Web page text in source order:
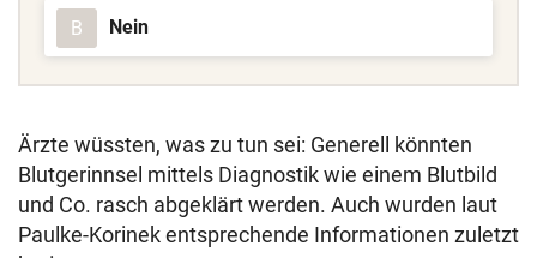
B Nein
Ärzte wüssten, was zu tun sei: Generell könnten
Blutgerinnsel mittels Diagnostik wie einem Blutbild
und Co. rasch abgeklärt werden. Auch wurden laut
Paulke-Korinek entsprechende Informationen zuletzt